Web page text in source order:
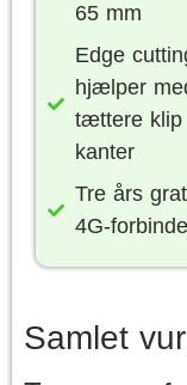
65 mm
Edge
hjælper
tættere klip
kanter
Tre års
4G-
Samlet